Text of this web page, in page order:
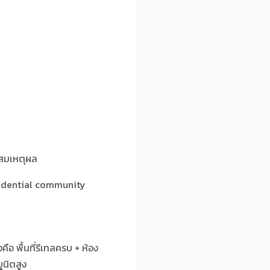
มเหตุผล
community
อ พื้นที่รีเทลครบ + ห้อง
นิตสูง